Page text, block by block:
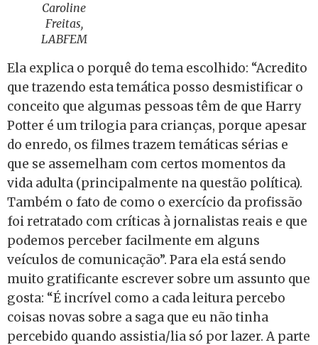
Caroline
Freitas,
LABFEM
Ela explica o porquê do tema escolhido: “Acredito
que trazendo esta temática posso desmistificar o
conceito que algumas pessoas têm de que Harry
Potter é um trilogia para crianças, porque apesar
do enredo, os filmes trazem temáticas sérias e
que se assemelham com certos momentos da
vida adulta (principalmente na questão política).
Também o fato de como o exercício da profissão
foi retratado com críticas à jornalistas reais e que
podemos perceber facilmente em alguns
veículos de comunicação”. Para ela está sendo
muito gratificante escrever sobre um assunto que
gosta: “É incrível como a cada leitura percebo
coisas novas sobre a saga que eu não tinha
percebido quando assistia/lia só por lazer. A parte